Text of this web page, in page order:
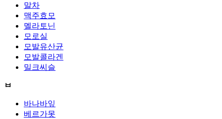
말차
맥주효모
멜라토닌
모로실
모발유산균
모발콜라겐
밀크씨슬
ㅂ
바나바잎
베르가못